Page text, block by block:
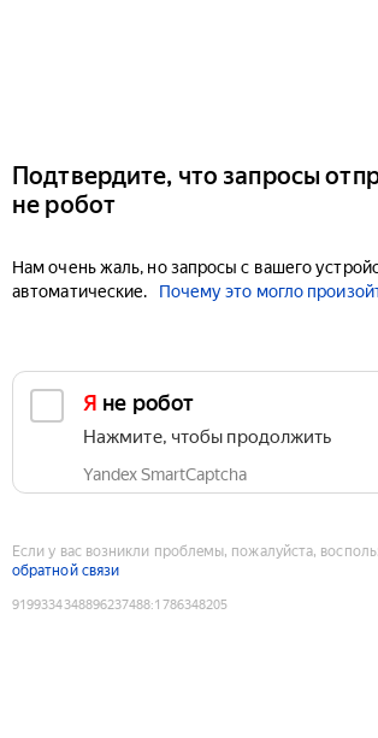
Подтвердите, что запросы
не робот
Нам очень жаль, но запросы с вашего
автоматические.
Почему это могло
Я не робот
Нажмите, чтобы продолжить
Yandex SmartCaptcha
Если у вас возникли проблемы, пожалуйста,
обратной связи
9199334348896237488:1786348205